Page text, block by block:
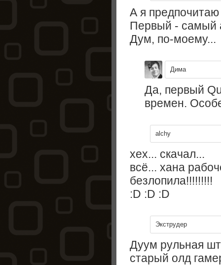
А я
Первый - самый
Дум, по-моему...
Дима
Да, первый
времен.
alchy
хех... скачал...
всё... хана
безлопила!!!!!!!!!
:D :D :D
Экструдер
Дуум рульная
старый олд